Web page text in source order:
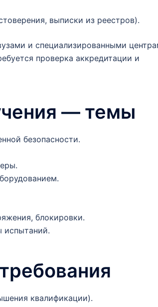
выписки из реестров).
и специализированными
проверка аккредитации и
— темы
безопасности.
блокировки.
испытаний.
квалификации).